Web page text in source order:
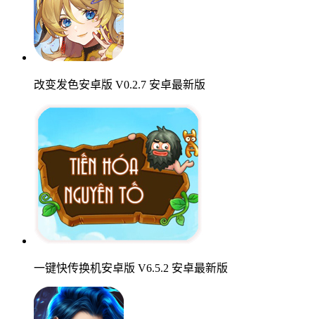
改变发色安卓版 V0.2.7 安卓最新版
一键快传换机安卓版 V6.5.2 安卓最新版